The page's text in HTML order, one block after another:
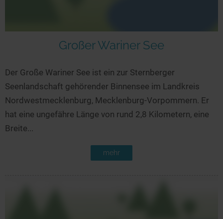
Großer Wariner See
Der Große Wariner See ist ein zur Sternberger
Seenlandschaft gehörender Binnensee im Landkreis
Nordwestmecklenburg, Mecklenburg-Vorpommern. Er
hat eine ungefähre Länge von rund 2,8 Kilometern, eine
Breite...
mehr